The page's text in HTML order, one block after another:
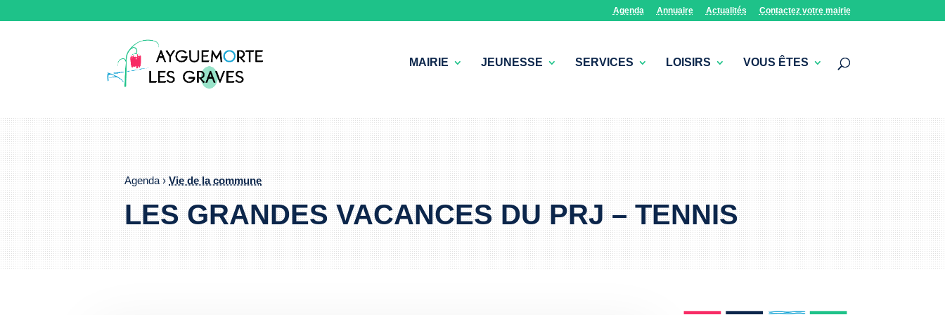
Agenda Annuaire Actualités Contactez votre mairie
MAIRIE JEUNESSE SERVICES LOISIRS VOUS ÊTES
Agenda ›Vie de la commune
LES GRANDES VACANCES DU PRJ – TENNIS